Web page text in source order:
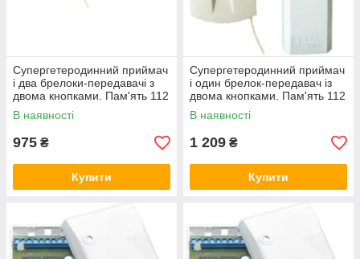
Супергетеродинний приймач
і два брелоки-передавачі з
двома кнопками. Пам'ять 112
передавачів. 5 .Elmes U1HSD
В наявності
975 ₴
Купити
Супергетеродинний приймач
і один брелок-передавач із
двома кнопками. Пам'ять 112
передавачів. Elmes U1HSL
В наявності
1 209 ₴
Купити